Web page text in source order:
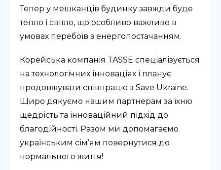
Тепер у мешканців будинку завжди буде
тепло і світло, що особливо важливо в
умовах перебоїв з енергопостачанням.
Корейська компанія TASSE спеціалізується
на технологічних інноваціях і планує
продовжувати співпрацю з Save Ukraine.
Щиро дякуємо нашим партнерам за їхню
щедрість та інноваційний підхід до
благодійності. Разом ми допомагаємо
українським сім’ям повернутися до
нормального життя!